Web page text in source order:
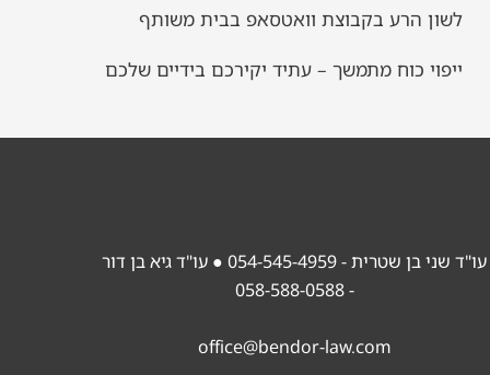
לשון הרע בקבוצת וואטסאפ בבית משותף
ייפוי כוח מתמשך – עתיד יקירכם בידיים שלכם
עו"ד שני בן שטרית - 054-545-4959
● עו"ד גיא בן דור
- 058-588-0588
office@bendor-law.com